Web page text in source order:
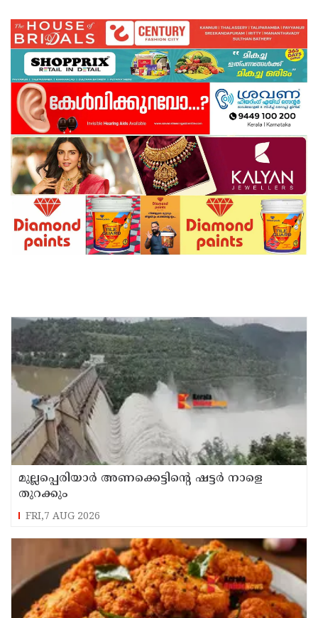
മുല്ലപ്പെരിയാർ അണക്കെട്ടിൻ്റെ ഷട്ടർ നാളെ
തുറക്കും
FRI,7 AUG 2026